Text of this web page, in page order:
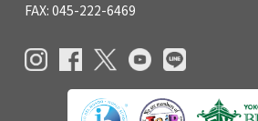
FAX: 045-222-6469